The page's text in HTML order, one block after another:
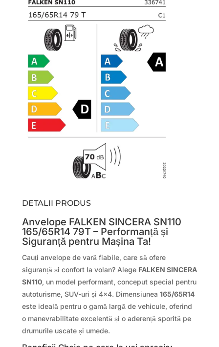
DETALII PRODUS
Anvelope FALKEN SINCERA SN110
165/65R14 79T – Performanță și
Siguranță pentru Mașina Ta!
Cauți anvelope de vară fiabile, care să ofere
siguranță și confort la volan? Alege FALKEN SINCERA
SN110, un model performant, conceput special pentru
autoturisme, SUV-uri și 4×4. Dimensiunea 165/65R14
este ideală pentru o gamă largă de vehicule, oferind
o manevrabilitate excelentă și o aderență sporită pe
drumurile uscate și umede.